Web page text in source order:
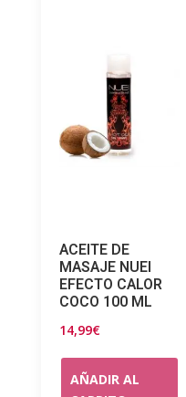
ACEITE DE
MASAJE NUEI
EFECTO CALOR
COCO 100 ML
14,99€
AÑADIR AL